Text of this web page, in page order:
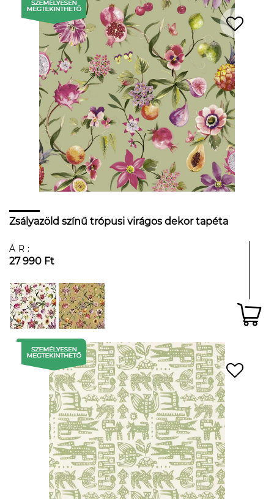
Zsályazöld színű trópusi virágos dekor tapéta
ÁR:
27 990 Ft